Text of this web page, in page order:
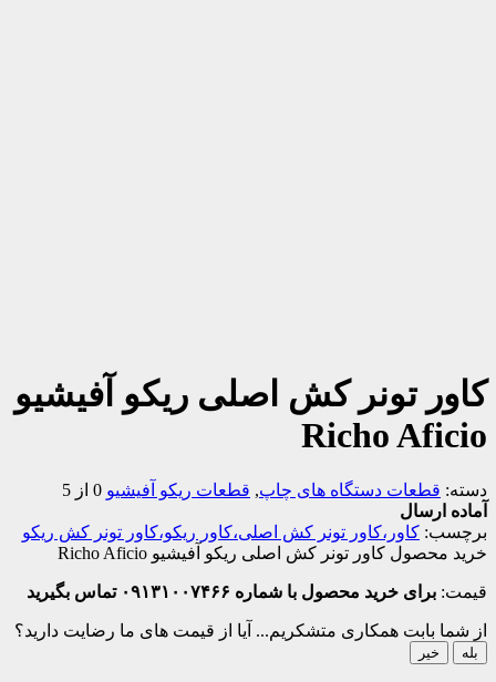
کاور تونر کش اصلی ریکو آفیشیو
Richo Aficio
دسته: قطعات دستگاه های چاپ, قطعات ریکو آفیشیو 0 از 5
آماده ارسال
برچسب: کاور،کاور تونر کش اصلی،کاور ریکو،کاور تونر کش ریکو
خرید محصول کاور تونر کش اصلی ریکو آفیشیو Richo Aficio
قیمت: برای خرید محصول با شماره ۰۹۱۳۱۰۰۷۴۶۶ تماس بگیرید
از شما بابت همکاری متشکریم... آیا از قیمت های ما رضایت دارید؟
بله خیر